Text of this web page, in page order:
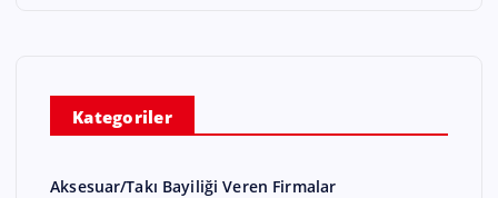
Kategoriler
Aksesuar/Takı Bayiliği Veren Firmalar